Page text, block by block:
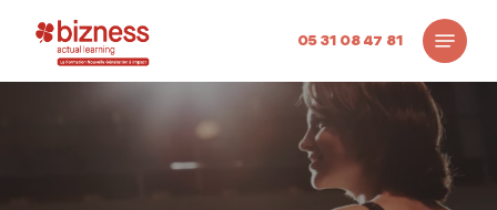
05 31 08 47 81
Menu